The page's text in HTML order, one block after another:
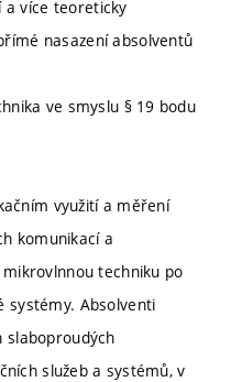
a více teoreticky
nasazení absolventů
ve smyslu § 19 bodu
využití a měření
komunikací a
techniku po
systémy. Absolventi
slaboproudých
služeb a systémů, v